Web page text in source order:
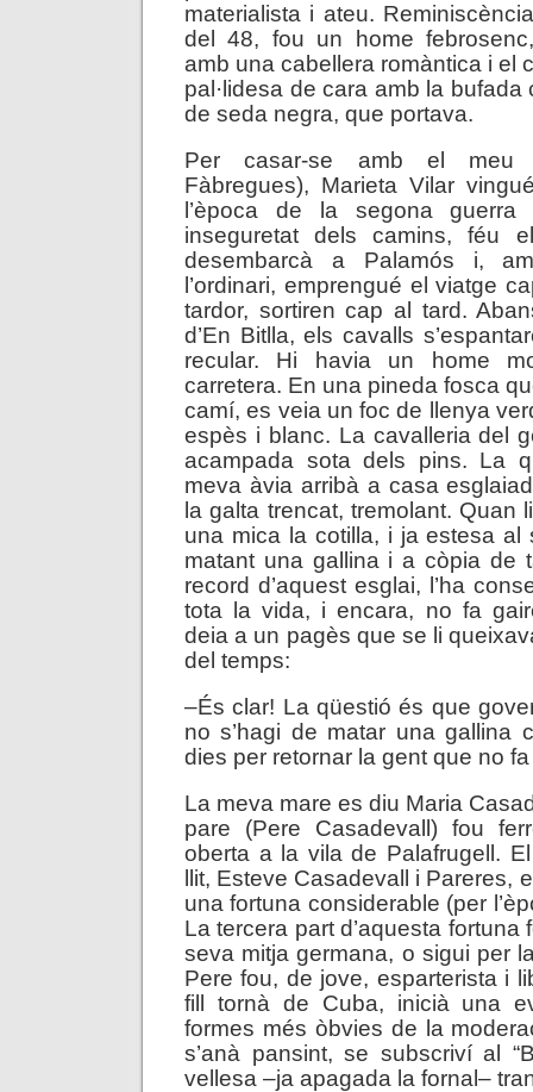
materialista i ateu.
del 48, fou un home
amb una cabellera romàntica i el
pal·lidesa de cara amb la bufada
de seda negra, que portava.
Per casar-se amb el meu
Fàbregues), Marieta Vilar
l’època de la segona
inseguretat dels camins, féu
desembarcà a Palamós i,
l’ordinari, emprengué el viatge
tardor, sortiren cap al tard.
d’En Bitlla, els cavalls
recular. Hi havia un home
carretera. En una pineda fosca
camí, es veia un foc de llenya
espès i blanc. La cavalleria del
acampada sota dels pins. La
meva àvia arribà a casa
la galta trencat, tremolant. Quan
una mica la cotilla, i ja estesa al
matant una gallina i a còpia de
record d’aquest esglai, l’ha
tota la vida, i encara, no fa
deia a un pagès que se li
del temps:
–És clar! La qüestió és que
no s’hagi de matar una gallina
dies per retornar la gent que no
La meva mare es diu Maria
pare (Pere Casadevall) fou
oberta a la vila de Palafrugell.
llit, Esteve Casadevall i Pareres,
una fortuna considerable (per
La tercera part d’aquesta fortuna
seva mitja germana, o sigui per
Pere fou, de jove, esparterista i
fill tornà de Cuba, inicià una
formes més òbvies de la
s’anà pansint, se subscriví al
vellesa –ja apagada la fornal–